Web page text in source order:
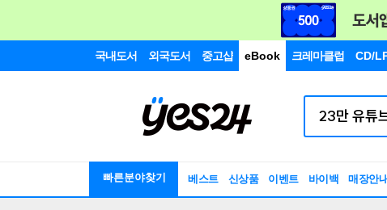
국내도서 외국도서 중고샵 eBook 크레마클럽 CD/
빠른분야찾기 베스트 신상품 이벤트 바이백 매장안내